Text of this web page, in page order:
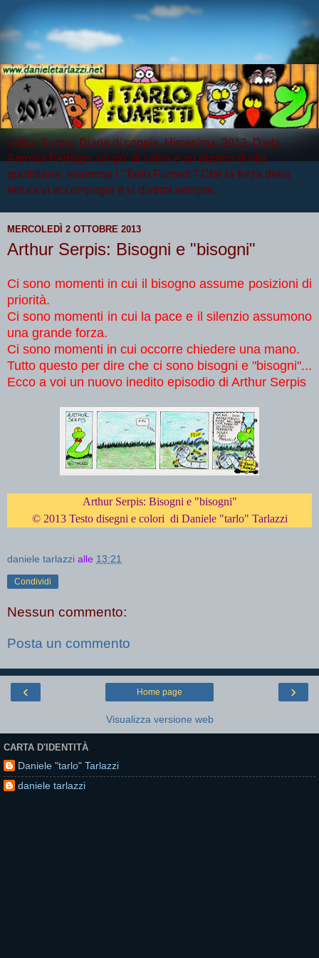
Arthur Serpis, Diario di coppia, Hiroscima, 2012, Darla
Artrosia Perhaps, un po' di satira e un pizzico di vita
quotidiana: insomma i "Tarlo Fumetti"! Che la forza della
lettura vi accompagni e vi diverta sempre.
MERCOLEDÌ 2 OTTOBRE 2013
Arthur Serpis: Bisogni e "bisogni"
Ci sono momenti in cui il bisogno assume posizioni di
priorità.
Ci sono momenti in cui la pace e il silenzio assumono
una grande forza.
Ci sono momenti in cui occorre chiedere una mano.
Tutto questo per dire che ci sono bisogni e "bisogni"...
Ecco a voi un nuovo inedito episodio di Arthur Serpis
Arthur Serpis: Bisogni e "bisogni"
© 2013 Testo disegni e colori di Daniele "tarlo" Tarlazzi
daniele tarlazzi alle 13:21
Condividi
Nessun commento:
Posta un commento
‹ ›
Home page
Visualizza versione web
CARTA D'IDENTITÀ
Daniele "tarlo" Tarlazzi
daniele tarlazzi